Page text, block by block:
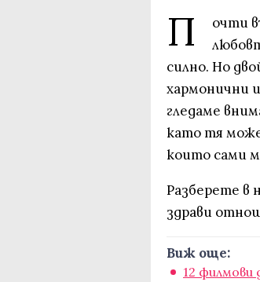
П
очти
силно. Но
хармонични
гледаме
като тя
които сами
Разберете в
здрави
Виж още:
12 филмови